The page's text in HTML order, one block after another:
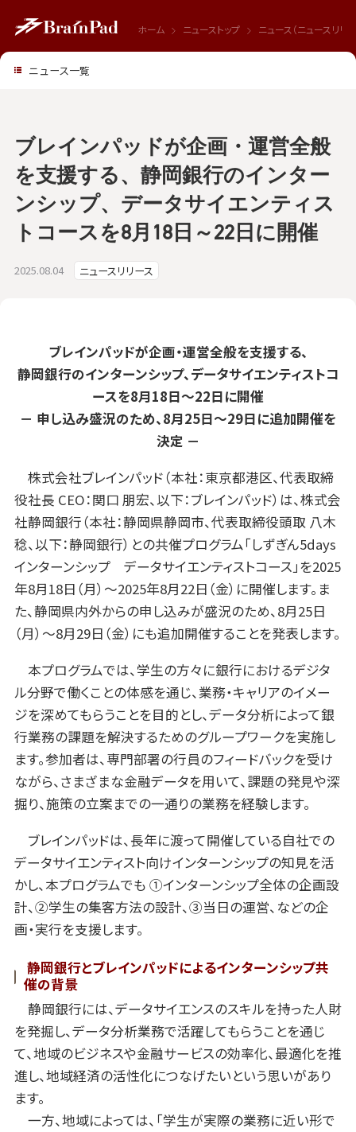
ホーム ニューストップ ニュース（ニュースリリー
2025.08.04 ニュースリリース
ブレインパッドが企画・運営全般
を支援する、静岡銀行のインター
ンシップ、データサイエンティス
トコースを8月18日～22日に開催
ブレインパッドが企画・運営全般を支援する、
静岡銀行のインターンシップ、データサイエンティストコ
ースを8月18日～22日に開催
－ 申し込み盛況のため、8月25日～29日に追加開催を
決定 －
株式会社ブレインパッド（本社：東京都港区、代表取締
役社長 CEO：関口 朋宏、以下：ブレインパッド）は、株式会
社静岡銀行（本社：静岡県静岡市、代表取締役頭取 八木
稔、以下：静岡銀行）との共催プログラム「しずぎん5days
インターンシップ データサイエンティストコース」を2025
年8月18日（月）～2025年8月22日（金）に開催します。ま
た、静岡県内外からの申し込みが盛況のため、8月25日
（月）～8月29日（金）にも追加開催することを発表します。
本プログラムでは、学生の方々に銀行におけるデジタ
ル分野で働くことの体感を通じ、業務・キャリアのイメー
ジを深めてもらうことを目的とし、データ分析によって銀
行業務の課題を解決するためのグループワークを実施し
ます。参加者は、専門部署の行員のフィードバックを受け
ながら、さまざまな金融データを用いて、課題の発見や深
掘り、施策の立案までの一通りの業務を経験します。
ブレインパッドは、長年に渡って開催している自社での
データサイエンティスト向けインターンシップの知見を活
かし、本プログラムでも ①インターンシップ全体の企画設
計、②学生の集客方法の設計、③当日の運営、などの企
画・実行を支援します。
静岡銀行とブレインパッドによるインターンシップ共
催の背景
静岡銀行には、データサイエンスのスキルを持った人財
を発掘し、データ分析業務で活躍してもらうことを通じ
て、地域のビジネスや金融サービスの効率化、最適化を推
進し、地域経済の活性化につなげたいという思いがあり
ます。
一方、地域によっては、「学生が実際の業務に近い形で
ニュース一覧